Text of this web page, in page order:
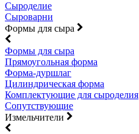
Сыроделие
Сыроварни
Формы для сыра
Формы для сыра
Прямоугольная форма
Форма-дуршлаг
Цилиндрическая форма
Комплектующие для сыроделия
Сопутствующие
Измельчители